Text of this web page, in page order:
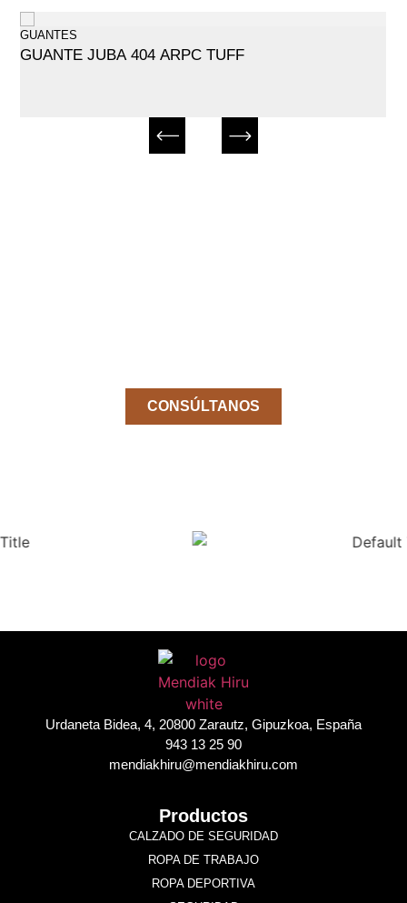
GUANTES
GUANTE JUBA 404 ARPC TUFF
CONSÚLTANOS
Urdaneta Bidea, 4, 20800 Zarautz, Gipuzkoa, España
943 13 25 90
mendiakhiru@mendiakhiru.com
Productos
CALZADO DE SEGURIDAD
ROPA DE TRABAJO
ROPA DEPORTIVA